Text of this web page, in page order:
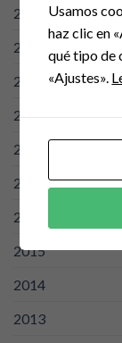
2022
2021
2020
2019
2018
2017
2016
2015
2014
2013
Usamos
haz clic en
qué tipo de
«Ajustes».